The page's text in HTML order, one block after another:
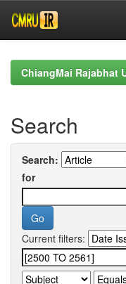
navigationChiangMai Rajabhat
Search
Search:
for
Current filters: